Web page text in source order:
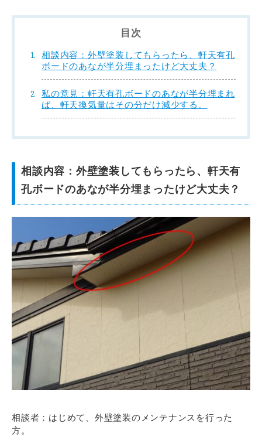
目次
相談内容：外壁塗装してもらったら、軒天有孔
ボードのあなが半分埋まったけど大丈夫？
私の意見：軒天有孔ボードのあなが半分埋まれ
ば、軒天換気量はその分だけ減少する。
相談内容：外壁塗装してもらったら、軒天有
孔ボードのあなが半分埋まったけど大丈夫？
相談者：はじめて、外壁塗装のメンテナンスを行った
方。